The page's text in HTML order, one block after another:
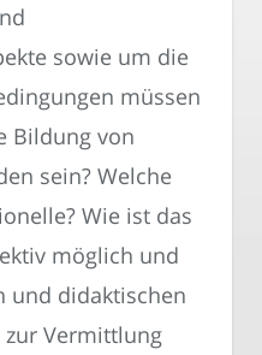
sowie um die
müssen
Bildung von
sein? Welche
Wie ist das
möglich und
und didaktischen
Vermittlung